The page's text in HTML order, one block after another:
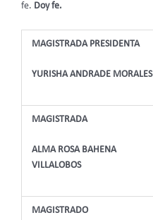
fe. Doy fe.
MAGISTRADA PRESIDENTA
YURISHA ANDRADE MORALES
MAGISTRADA
ALMA ROSA BAHENA
VILLALOBOS
MAGISTRADO